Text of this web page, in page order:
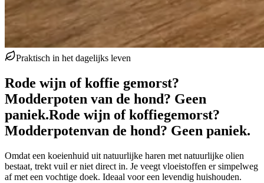
Praktisch in het dagelijks leven
Rode wijn of koffie gemorst?
Modderpoten van de hond? Geen
paniek.Rode wijn of koffiegemorst?
Modderpotenvan de hond? Geen paniek.
Omdat een koeienhuid uit natuurlijke haren met natuurlijke olien
bestaat, trekt vuil er niet direct in. Je veegt vloeistoffen er simpelweg
af met een vochtige doek. Ideaal voor een levendig huishouden.